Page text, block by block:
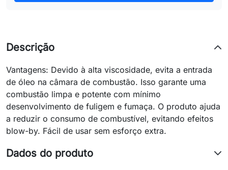
Descrição
Vantagens: Devido à alta viscosidade, evita a entrada
de óleo na câmara de combustão. Isso garante uma
combustão limpa e potente com mínimo
desenvolvimento de fuligem e fumaça. O produto ajuda
a reduzir o consumo de combustível, evitando efeitos
blow-by. Fácil de usar sem esforço extra.
Dados do produto